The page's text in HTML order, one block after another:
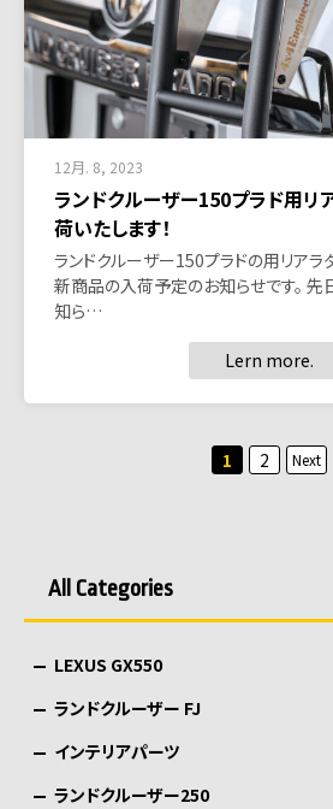
12月. 8, 2023
ランドクルーザー150プラド用リ
荷いたします！
ランドクルーザー150プラドの用リアラ
新商品の入荷予定のお知らせです。
知ら…
Lern more.
送
り
1 2 Next
All Categories
LEXUS GX550
ランドクルーザー FJ
インテリアパーツ
ランドクルーザー250